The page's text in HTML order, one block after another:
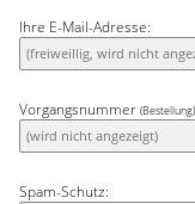
Ihre E-Mail-Adresse:
Vorgangsnummer (Bestellung)
Spam-Schutz: